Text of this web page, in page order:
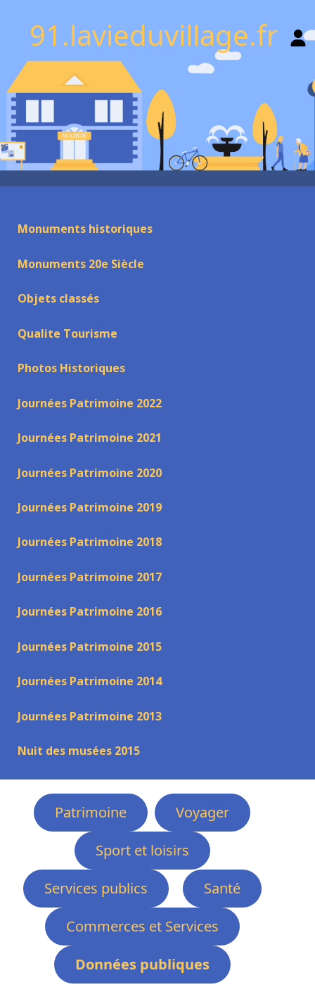
91.lavieduvillage.fr
Monuments historiques
Monuments 20e Siècle
Objets classés
Qualite Tourisme
Photos Historiques
Journées Patrimoine 2022
Journées Patrimoine 2021
Journées Patrimoine 2020
Journées Patrimoine 2019
Journées Patrimoine 2018
Journées Patrimoine 2017
Journées Patrimoine 2016
Journées Patrimoine 2015
Journées Patrimoine 2014
Journées Patrimoine 2013
Nuit des musées 2015
Patrimoine
Voyager
Sport et loisirs
Services publics
Santé
Commerces et Services
Données publiques